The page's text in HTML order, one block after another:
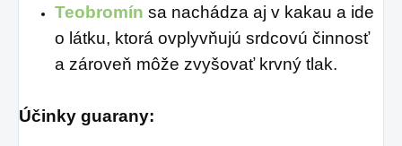
Teobromín sa nachádza aj v kakau a ide
o látku, ktorá ovplyvňujú srdcovú činnosť
a zároveň môže zvyšovať krvný tlak.
Účinky guarany: